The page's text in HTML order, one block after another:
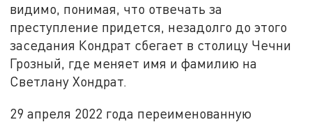
видимо, понимая, что отвечать за
преступление придется, незадолго до этого
заседания Кондрат сбегает в столицу Чечни
Грозный, где меняет имя и фамилию на
Светлану Хондрат.
29 апреля 2022 года переименованную